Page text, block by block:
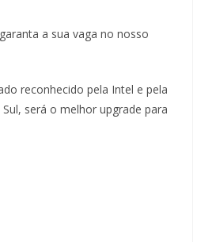
a sua vaga no nosso
reconhecido pela Intel e pela
será o melhor upgrade para